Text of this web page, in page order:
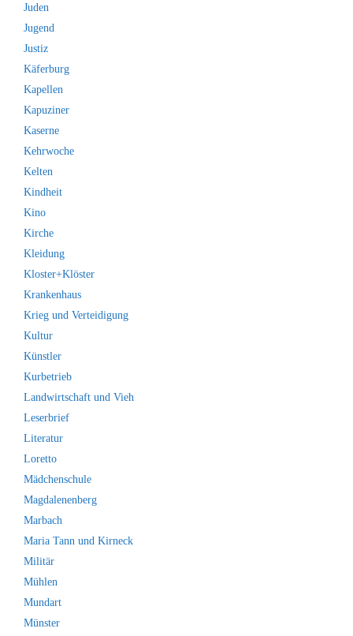
Juden
Jugend
Justiz
Käferburg
Kapellen
Kapuziner
Kaserne
Kehrwoche
Kelten
Kindheit
Kino
Kirche
Kleidung
Kloster+Klöster
Krankenhaus
Krieg und Verteidigung
Kultur
Künstler
Kurbetrieb
Landwirtschaft und Vieh
Leserbrief
Literatur
Loretto
Mädchenschule
Magdalenenberg
Marbach
Maria Tann und Kirneck
Militär
Mühlen
Mundart
Münster